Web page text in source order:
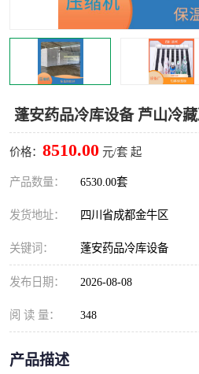
蓬安药品冷库设备 芦山冷
价格： 8510.00 元/套 起
产品数量： 6530.00套
发货地址： 四川省成都金牛区
关键词： 蓬安药品冷库设备
发布日期： 2026-08-08
阅 读 量： 348
产品描述
内江冷库，内江冻库